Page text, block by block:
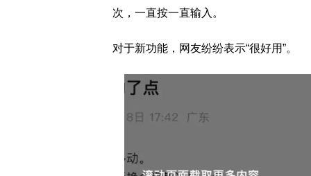
次，一直按一直输入。
对于新功能，网友纷纷表示“很好用”。